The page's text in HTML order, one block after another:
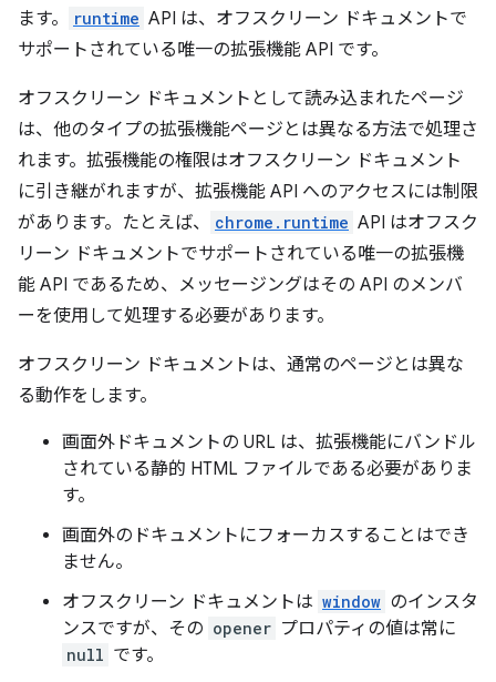
ます。
runtime API は、オフスクリーン ドキュメントで
サポートされている唯一の拡張機能 API です。
オフスクリーン ドキュメントとして読み込まれたページ
は、他のタイプの拡張機能ページとは異なる方法で処理さ
れます。拡張機能の権限はオフスクリーン ドキュメント
に引き継がれますが、拡張機能 API へのアクセスには制限
があります。たとえば、
chrome.runtime API はオフスク
リーン ドキュメントでサポートされている唯一の拡張機
能 API であるため、メッセージングはその API のメンバ
ーを使用して処理する必要があります。
オフスクリーン ドキュメントは、通常のページとは異な
る動作をします。
画面外ドキュメントの URL は、拡張機能にバンドル
されている静的 HTML ファイルである必要がありま
す。
画面外のドキュメントにフォーカスすることはでき
ません。
オフスクリーン ドキュメントは window のインスタ
ンスですが、その opener プロパティの値は常に
null です。